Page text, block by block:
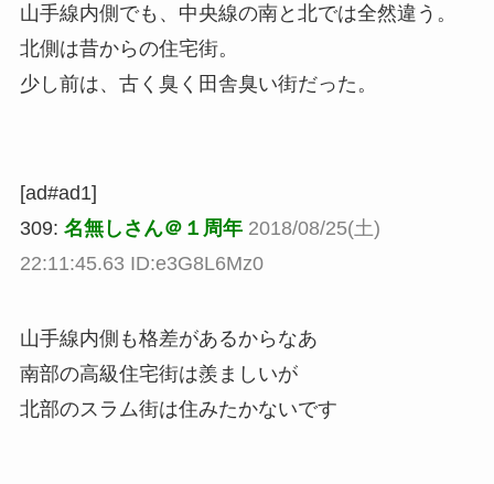
山手線内側でも、中央線の南と北では全然違う。
北側は昔からの住宅街。
少し前は、古く臭く田舎臭い街だった。
[ad#ad1]
309: 名無しさん＠１周年 2018/08/25(土)
22:11:45.63 ID:e3G8L6Mz0
山手線内側も格差があるからなあ
南部の高級住宅街は羨ましいが
北部のスラム街は住みたかないです